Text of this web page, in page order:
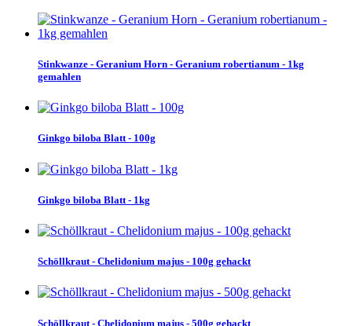
Stinkwanze - Geranium Horn - Geranium robertianum - 1kg
gemahlen
Ginkgo biloba Blatt - 100g
Ginkgo biloba Blatt - 1kg
Schöllkraut - Chelidonium majus - 100g gehackt
Schöllkraut - Chelidonium majus - 500g gehackt